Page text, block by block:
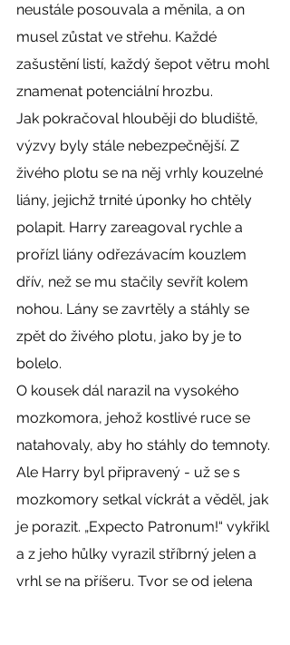
neustále posouvala a měnila, a on
musel zůstat ve střehu. Každé
zašustění listí, každý šepot větru mohl
znamenat potenciální hrozbu.
Jak pokračoval hlouběji do bludiště,
výzvy byly stále nebezpečnější. Z
živého plotu se na něj vrhly kouzelné
liány, jejichž trnité úponky ho chtěly
polapit. Harry zareagoval rychle a
prořízl liány odřezávacím kouzlem
dřív, než se mu stačily sevřít kolem
nohou. Lány se zavrtěly a stáhly se
zpět do živého plotu, jako by je to
bolelo.
O kousek dál narazil na vysokého
mozkomora, jehož kostlivé ruce se
natahovaly, aby ho stáhly do temnoty.
Ale Harry byl připravený - už se s
mozkomory setkal víckrát a věděl, jak
je porazit. „Expecto Patronum!“ vykřikl
a z jeho hůlky vyrazil stříbrný jelen a
vrhl se na příšeru. Tvor se od jelena